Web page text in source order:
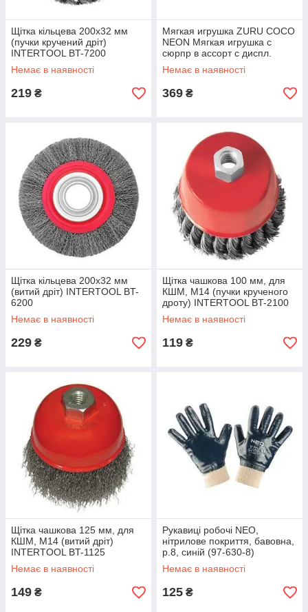
Щітка кільцева 200x32 мм
(пучки кручений дріт)
INTERTOOL BT-7200
Немає в наявності
219 ₴
Мягкая игрушка ZURU COCO
NEON Мягкая игрушка с
сюрпр в ассорт с диспл.
Немає в наявності
369 ₴
Щітка кільцева 200x32 мм
(витий дріт) INTERTOOL BT-
6200
Немає в наявності
229 ₴
Щітка чашкова 100 мм, для
КШМ, М14 (пучки крученого
дроту) INTERTOOL BT-2100
Немає в наявності
119 ₴
Щітка чашкова 125 мм, для
КШМ, М14 (витий дріт)
INTERTOOL BT-1125
Немає в наявності
149 ₴
Рукавиці робочі NEO,
нітрилове покриття, бавовна,
р.8, синій (97-630-8)
Немає в наявності
125 ₴